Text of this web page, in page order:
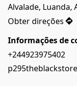
Alvalade, Luanda,
Obter direções
Informações de
+244923975402